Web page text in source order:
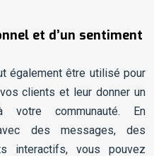
et d’un sentiment
également être utilisé pour
clients et leur donner un
votre communauté. En
des messages, des
interactifs, vous pouvez